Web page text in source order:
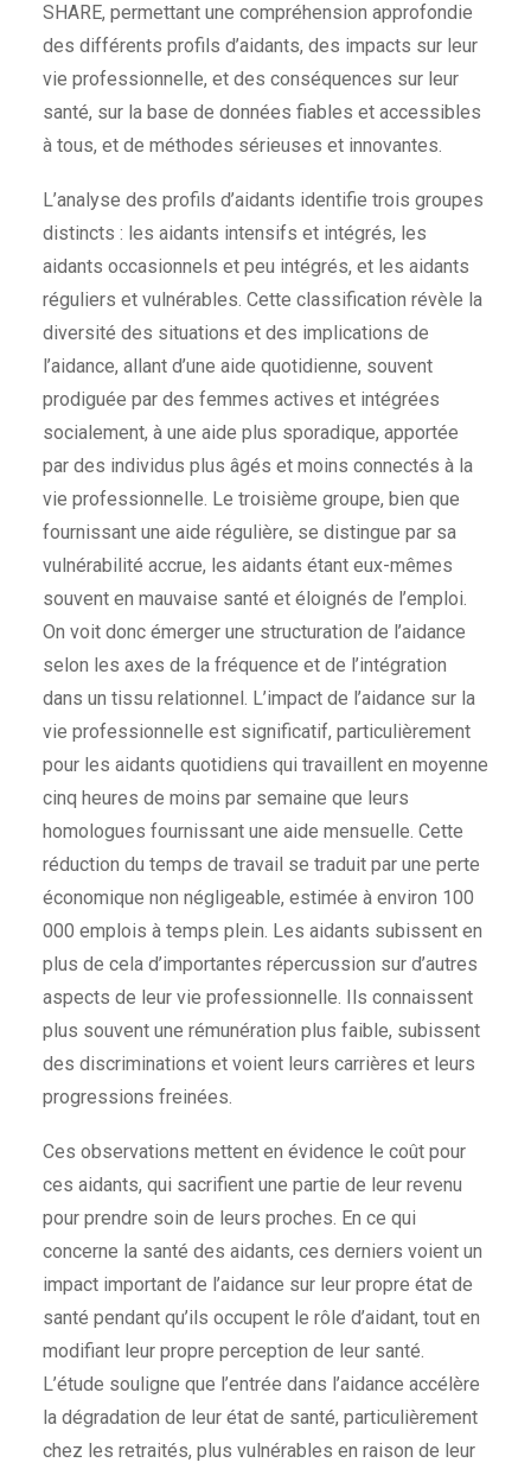
SHARE, permettant une compréhension approfondie
des différents profils d’aidants, des impacts sur leur
vie professionnelle, et des conséquences sur leur
santé, sur la base de données fiables et accessibles
à tous, et de méthodes sérieuses et innovantes.
L’analyse des profils d’aidants identifie trois groupes
distincts : les aidants intensifs et intégrés, les
aidants occasionnels et peu intégrés, et les aidants
réguliers et vulnérables. Cette classification révèle la
diversité des situations et des implications de
l’aidance, allant d’une aide quotidienne, souvent
prodiguée par des femmes actives et intégrées
socialement, à une aide plus sporadique, apportée
par des individus plus âgés et moins connectés à la
vie professionnelle. Le troisième groupe, bien que
fournissant une aide régulière, se distingue par sa
vulnérabilité accrue, les aidants étant eux-mêmes
souvent en mauvaise santé et éloignés de l’emploi.
On voit donc émerger une structuration de l’aidance
selon les axes de la fréquence et de l’intégration
dans un tissu relationnel. L’impact de l’aidance sur la
vie professionnelle est significatif, particulièrement
pour les aidants quotidiens qui travaillent en moyenne
cinq heures de moins par semaine que leurs
homologues fournissant une aide mensuelle. Cette
réduction du temps de travail se traduit par une perte
économique non négligeable, estimée à environ 100
000 emplois à temps plein. Les aidants subissent en
plus de cela d’importantes répercussion sur d’autres
aspects de leur vie professionnelle. Ils connaissent
plus souvent une rémunération plus faible, subissent
des discriminations et voient leurs carrières et leurs
progressions freinées.
Ces observations mettent en évidence le coût pour
ces aidants, qui sacrifient une partie de leur revenu
pour prendre soin de leurs proches. En ce qui
concerne la santé des aidants, ces derniers voient un
impact important de l’aidance sur leur propre état de
santé pendant qu’ils occupent le rôle d’aidant, tout en
modifiant leur propre perception de leur santé.
L’étude souligne que l’entrée dans l’aidance accélère
la dégradation de leur état de santé, particulièrement
chez les retraités, plus vulnérables en raison de leur